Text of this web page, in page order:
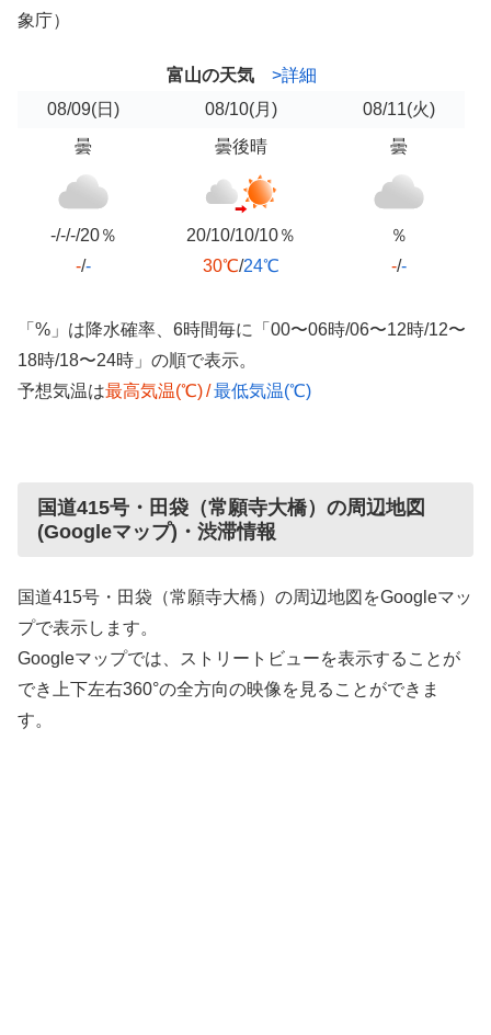
象庁）
富山の天気
>詳細
08/09(日) 08/10(月) 08/11(火)
曇
-/-/-/20％
-/-
曇後晴
20/10/10/10％
30℃/24℃
曇
％
-/-
「%」は降水確率、6時間毎に「00〜06時/06〜12時/12〜
18時/18〜24時」の順で表示。
予想気温は最高気温(℃)/最低気温(℃)
国道415号・田袋（常願寺大橋）の周辺地図
(Googleマップ)・渋滞情報
国道415号・田袋（常願寺大橋）の周辺地図をGoogleマッ
プで表示します。
Googleマップでは、ストリートビューを表示することが
でき上下左右360°の全方向の映像を見ることができま
す。